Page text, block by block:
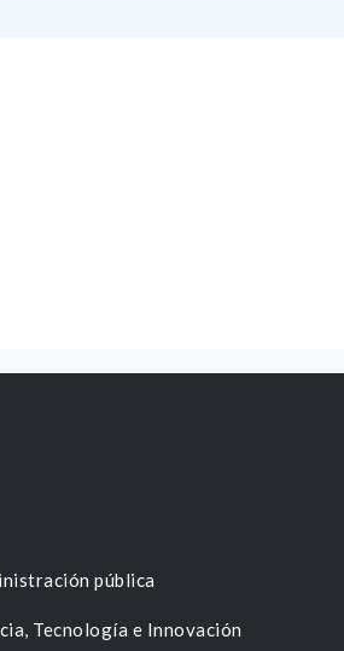
pública
Tecnología e Innovación